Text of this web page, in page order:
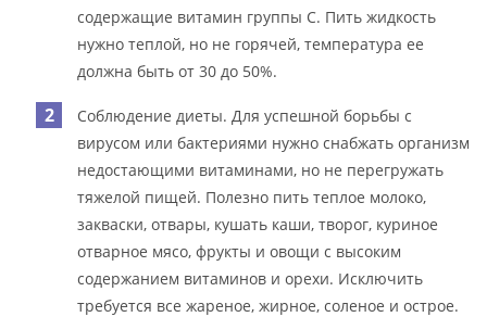
содержащие витамин группы С. Пить жидкость
нужно теплой, но не горячей, температура ее
должна быть от 30 до 50%.
Соблюдение диеты. Для успешной борьбы с
вирусом или бактериями нужно снабжать организм
недостающими витаминами, но не перегружать
тяжелой пищей. Полезно пить теплое молоко,
закваски, отвары, кушать каши, творог, куриное
отварное мясо, фрукты и овощи с высоким
содержанием витаминов и орехи. Исключить
требуется все жареное, жирное, соленое и острое.